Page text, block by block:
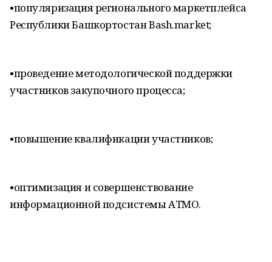
•​популяризация регионального маркетплейса
Республики Башкортостан Bash.market;
•​проведение методологической поддержки
участников закупочного процесса;
•​повышение квалификации участников;
•​оптимизация и совершенствование
информационной подсистемы АТМО.